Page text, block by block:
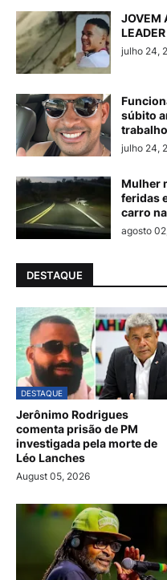
JOVEM
julho 24,
súbito
julho 24,
Mulher
feridas
carro
agosto
DESTAQUE
DESTAQUE
Jerônimo Rodrigues
comenta prisão de PM
investigada pela morte de
Léo Lanches
August 05, 2026